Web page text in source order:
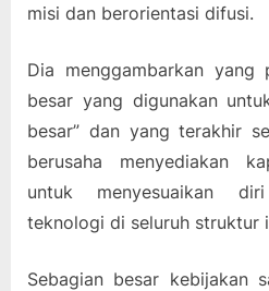
misi dan berorientasi difusi.
Dia menggambarkan yang
besar yang digunakan
besar” dan yang terakhir
berusaha menyediakan
untuk menyesuaikan
teknologi di seluruh struktur
Sebagian besar kebijakan